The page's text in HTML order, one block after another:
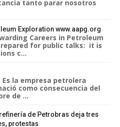
tanto parar nosotros
Exploration www.aapg.org
Careers in Petroleum
for public talks: it is
c...
Es la empresa petrolera
como consecuencia del
de ...
de Petrobras deja tres
protestas